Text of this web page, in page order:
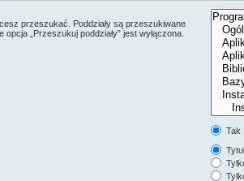
przeszukać. Poddziały są przeszukiwane
„Przeszukuj poddziały” jest wyłączona.
Tak